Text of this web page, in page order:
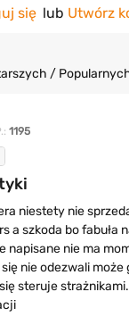
się lub Utwórz
/
1195
niestety nie
a szkoda bo fabuła
napisane nie ma
nie odezwali może
steruje